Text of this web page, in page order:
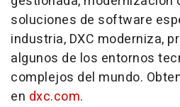
soluciones de software
industria, DXC moderniza,
algunos de los entornos
complejos del mundo.
en dxc.com.